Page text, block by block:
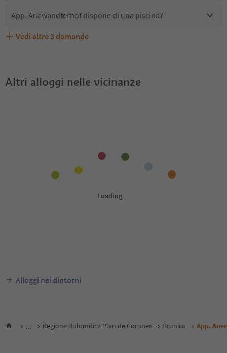
App. Anewandterhof dispone di una piscina?
App. Anewandterhof accetta animali domestici?
Quali servizi/attività sono disponibili presso App.
Gli ospiti di App. Anewandterhof ricevono l'Alto Adige
Vedi altre 3 domande
Altri alloggi nelle vicinanze
Alloggi nei dintorni
... Regione dolomitica Plan de Corones Brunico App.